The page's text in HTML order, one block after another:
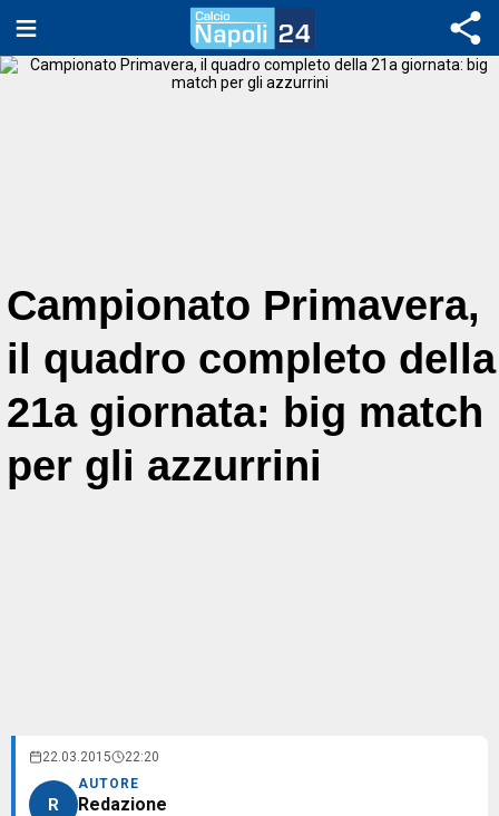
Campionato Primavera,
il quadro completo della
21a giornata: big match
per gli azzurrini
22.03.2015 22:20
R
AUTORE
Redazione